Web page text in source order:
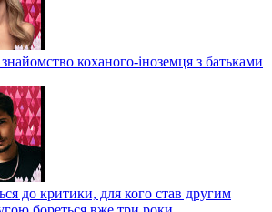
коханого-іноземця з батьками
до критики, для кого став другим